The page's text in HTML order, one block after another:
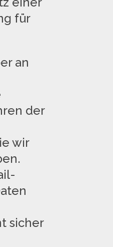
für
an
der
wir
sicher